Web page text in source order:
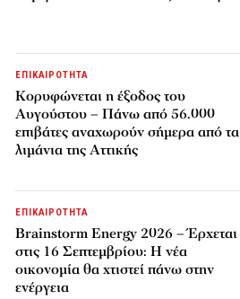
ΕΠΙΚΑΙΡΟΤΗΤΑ
Κορυφώνεται η έξοδος του
Αυγούστου – Πάνω από 56.000
επιβάτες αναχωρούν σήμερα από τα
λιμάνια της Αττικής
ΕΠΙΚΑΙΡΟΤΗΤΑ
Brainstorm Energy 2026 – Έρχεται
στις 16 Σεπτεμβρίου: Η νέα
οικονομία θα χτιστεί πάνω στην
ενέργεια